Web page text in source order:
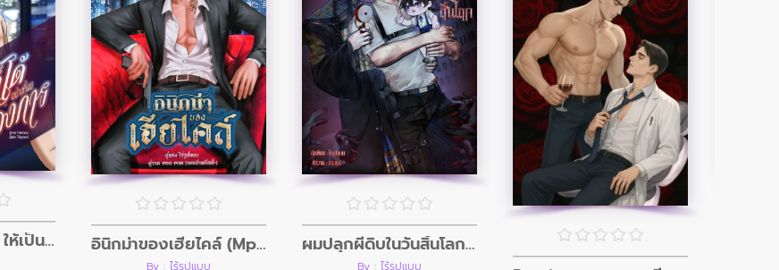
ผมเปลี่ยนใครก็ได้ ให้เป็นอย่างที่ผมต้องการ อินิกม่าของเฮียไคล์ (Mpreg)
By : ไร้รูปแบบ
ผมปลุกผีดิบในวันสิ้นโลก (อินิกม่าxอัลฟ่า)
By : ไร้รูปแบบ